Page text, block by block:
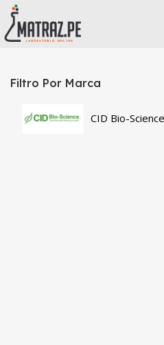
Filtro Por Marca
CID Bio-Science